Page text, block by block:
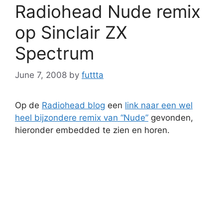
Radiohead Nude remix
op Sinclair ZX
Spectrum
June 7, 2008 by futtta
Op de Radiohead blog een link naar een wel
heel bijzondere remix van “Nude” gevonden,
hieronder embedded te zien en horen.